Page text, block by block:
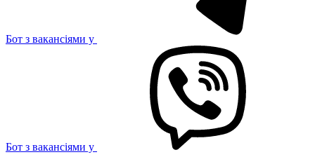
Бот з вакансіями у
Бот з вакансіями у